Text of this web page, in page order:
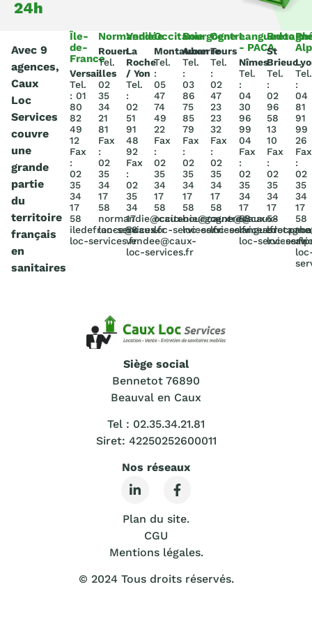
24h
Siège social
Bennetot 76890
Beauval en Caux
Tel : 02.35.34.21.81
Siret: 42250252600011
Nos réseaux
Plan du site.
CGU
Mentions légales.
© 2024 Tous droits réservés.
Avec 9
agences,
Caux
Loc
Services
couvre
une
grande
partie
du
territoire
français
en
sanitaires
Île-
de-
France
Versailles
Tel.
: 01
80
82
49
12
Fax
:
02
35
34
17
58
iledefrance@caux-
loc-services.fr
Normandie
Rouen
Tel.
:
02
35
34
21
81
Fax
:
02
35
34
17
58
normandie@caux-
loc-services.fr
Vendée
La
Roche
/ Yon
Tel.
:
02
51
91
48
92
Fax
:
02
35
34
17
58
vendee@caux-
loc-services.fr
Occitanie
Montauban
Tel.
:
05
47
74
49
22
Fax
:
02
35
34
17
58
occitanie@caux-
loc-services.fr
Bourgogne
Auxerre
Tel.
:
03
86
75
85
79
Fax
:
02
35
34
17
58
bourgogne@caux-
loc-services.fr
Centre
Tours
Tel.
:
02
47
23
23
32
Fax
:
02
35
34
17
58
centre@caux-
loc-services.fr
Languedoc
- PACA
Nîmes
Tel.
:
04
30
96
99
04
Fax
:
02
35
34
17
58
loc-services.fr
St
Brieuc
Tel.
:
02
96
58
13
10
Fax
:
02
35
34
17
58
loc-
Tel.
:
04
81
91
99
26
Fax
:
02
35
34
17
58